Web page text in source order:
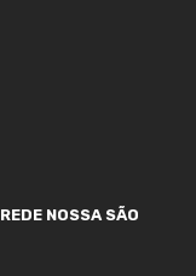
NOSSA SÃO